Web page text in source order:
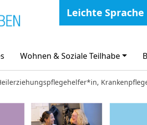
Leichte Sprache
Wohnen & Soziale Teilhabe